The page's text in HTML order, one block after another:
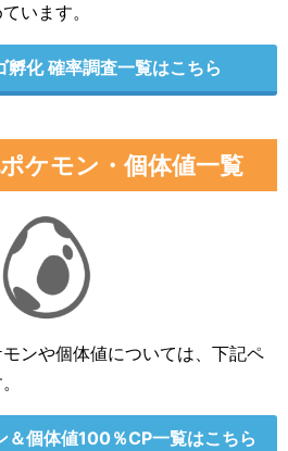
います。
孵化 確率調査一覧はこちら
ケモン・個体値一覧
ンや個体値については、下記ペ
＆個体値100％CP一覧はこちら